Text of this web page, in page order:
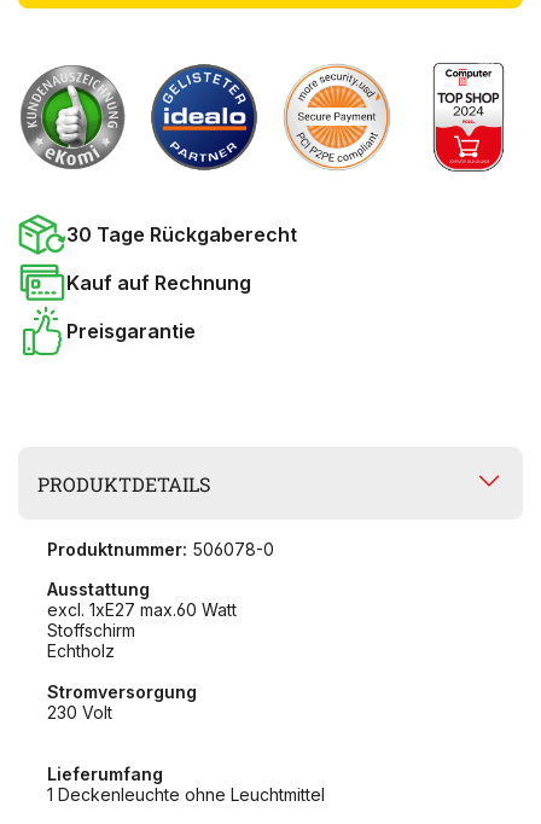
30 Tage Rückgaberecht
Kauf auf Rechnung
Preisgarantie
PRODUKTDETAILS
Produktnummer: 506078-0
Ausstattung
excl. 1xE27 max.60 Watt
Stoffschirm
Echtholz
Stromversorgung
230 Volt
Lieferumfang
1 Deckenleuchte ohne Leuchtmittel